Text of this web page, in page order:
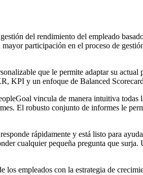
del rendimiento del empleado
participación en el proceso de
que le permite adaptar su
KPI y un enfoque de Balanced
vincula de manera intuitiva
El robusto conjunto de informes le
rápidamente y está listo para
cualquier pequeña pregunta que
los empleados con la estrategia de